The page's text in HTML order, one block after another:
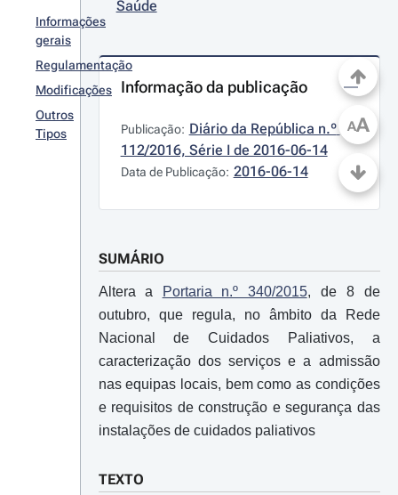
Informações
gerais
Regulamentação
Modificações
Outros
Tipos
Saúde
Informação da publicação
Publicação: Diário da República n.º
112/2016, Série I de 2016-06-14
Data de Publicação: 2016-06-14
SUMÁRIO
Altera a Portaria n.º 340/2015, de 8 de
outubro, que regula, no âmbito da Rede
Nacional de Cuidados Paliativos, a
caracterização dos serviços e a admissão
nas equipas locais, bem como as condições
e requisitos de construção e segurança das
instalações de cuidados paliativos
TEXTO
AA